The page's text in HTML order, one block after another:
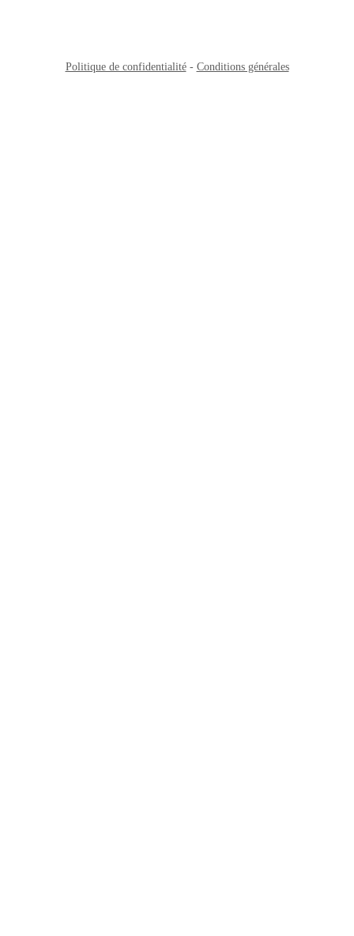
Politique de confidentialité- Conditions générales